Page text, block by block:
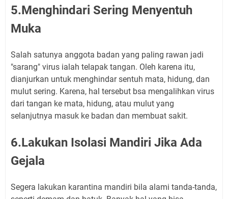
5.Menghindari Sering Menyentuh
Muka
Salah satunya anggota badan yang paling rawan jadi
"sarang" virus ialah telapak tangan. Oleh karena itu,
dianjurkan untuk menghindar sentuh mata, hidung, dan
mulut sering. Karena, hal tersebut bsa mengalihkan virus
dari tangan ke mata, hidung, atau mulut yang
selanjutnya masuk ke badan dan membuat sakit.
6.Lakukan Isolasi Mandiri Jika Ada
Gejala
Segera lakukan karantina mandiri bila alami tanda-tanda,